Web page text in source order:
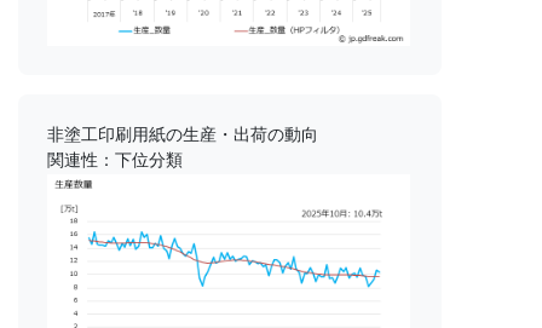
非塗工印刷用紙の生産・出荷の動向
関連性：下位分類